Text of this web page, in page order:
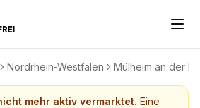
Nordrhein-Westfalen Mülheim an der
mehr aktiv vermarktet. Eine